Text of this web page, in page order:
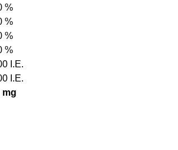
%
%
%
%
I.E.
I.E.
mg